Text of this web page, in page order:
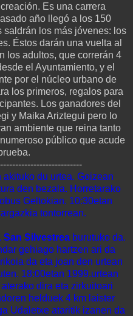
Es una carrera
año llegó a los 150
saldrán los más jóvenes: los
Éstos darán una vuelta al
los adultos, que correrán 4
el Ayuntamiento, y el
por el núcleo urbano de
los primeros, regalos para
Los ganadores del
y Maika Ariztegui pero lo
ambiente que reina tanto
público que acude
du urtea. Goizean
den bezala. Horretarako
Geltokian. 10:30etan
tontorrean.
San Silvestrea burutuko da.
gehiago hartzen ari da
da eta joan den urtean
18:00etan 1999.urtean
dira eta zirkuitoari
helduek 4 km laister
Udaletxe ataritik izanen da